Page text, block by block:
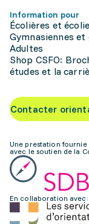
Information pour
Écolières et
Gymnasiennes et
Adultes
Shop CSFO:
études et la
Contacter
Une prestation fournie
avec le soutien de la
En collaboration avec: